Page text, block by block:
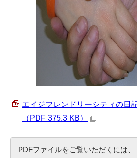
エイジフレンドリーシティの日
（PDF 375.3 KB）
PDFファイルをご覧いただくには、